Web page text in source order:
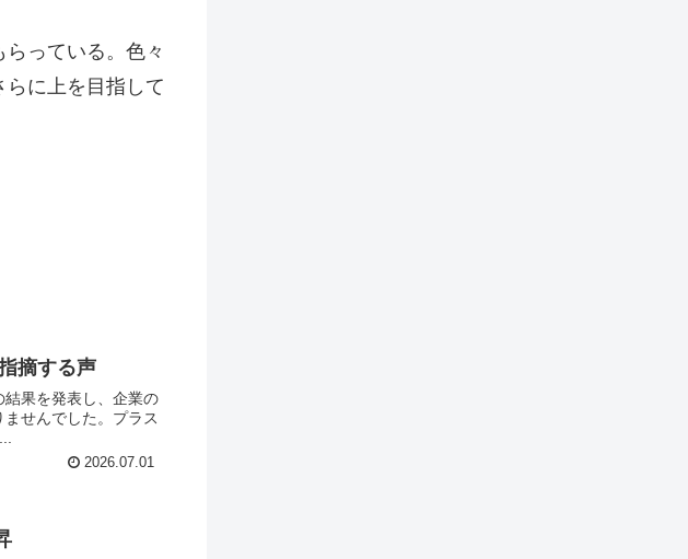
っている。色々
に上を目指して
摘する声
果を発表し、企業の
せんでした。プラス
2026.07.01